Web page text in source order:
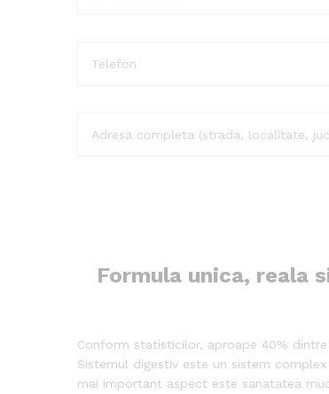
Formula unica, reala
Conform statisticilor, aproape 40%
Sistemul digestiv este un sistem
mai important aspect este sanatatea